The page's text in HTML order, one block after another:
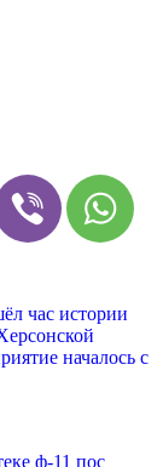
час истории
началось с
ф-11 пос